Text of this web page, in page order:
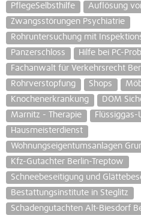
PflegeSelbsthilfe
Auflösung
Zwangsstörungen Psychiatrie
Rohruntersuchung mit
Panzerschloss
Hilfe bei PC-
Fachanwalt für Verkehrsrecht
Rohrverstopfung
Shops
Knochenerkrankung
DOM
Marnitz - Therapie
Flüssiggas-
Hausmeisterdienst
Wohnungseigentumsanlagen
Kfz-Gutachter Berlin-Treptow
Schneebeseitigung und
Bestattungsinstitute in Steglitz
Schadengutachten Alt-Biesdorf